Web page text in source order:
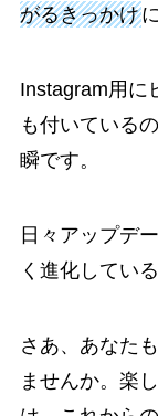
がるきっかけ
Instagram用に
も付いている
瞬です。
日々アップデ
く進化している
さあ、あなたも
ませんか。楽